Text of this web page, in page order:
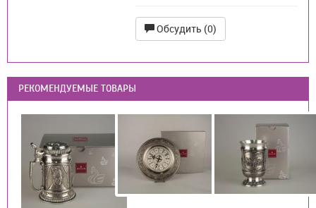
Обсудить (0)
РЕКОМЕНДУЕМЫЕ ТОВАРЫ